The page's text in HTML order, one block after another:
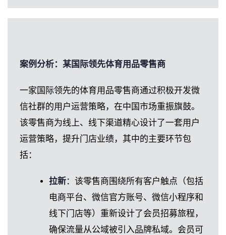
案例分析：某国际领先体育用品零售商
一家国际领先的体育用品零售商通过积极开发微
信社群的用户运营策略，在中国市场重振旗鼓。
该零售商为线上、线下渠道精心设计了一套用户
运营策略，提升门店业绩，其中的主要环节包
括：
拉新：该零售商围绕所有客户触点（包括
电商平台、微信官方账号、微信小程序和
线下门店等）重新设计了会员招募旅程，
确保流量从公域被引入品牌私域。会员可